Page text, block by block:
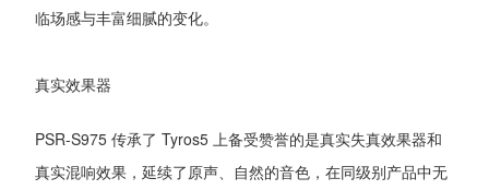
临场感与丰富细腻的变化。
真实效果器
PSR-S975 传承了 Tyros5 上备受赞誉的是真实失真效果器和
真实混响效果，延续了原声、自然的音色，在同级别产品中无